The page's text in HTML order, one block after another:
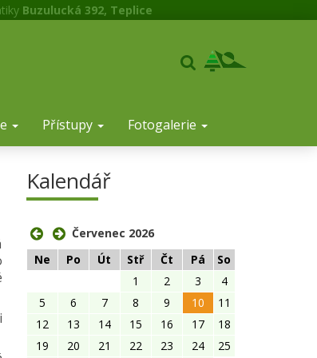
Buzulucká 392, Teplice
Přístupy Fotogalerie
Kalendář
Červenec 2026
Ne
Po Út Stř Čt Pá
So
1
2 3
4
5
6 7 8 9 10
11
12
13 14 15 16 17
18
19
20 21 22 23 24
25